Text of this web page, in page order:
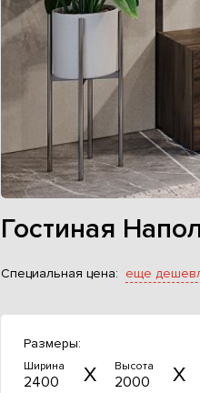
Гостиная
Специальная цена: еще
Размеры:
Ширина
2400
Высота
2000